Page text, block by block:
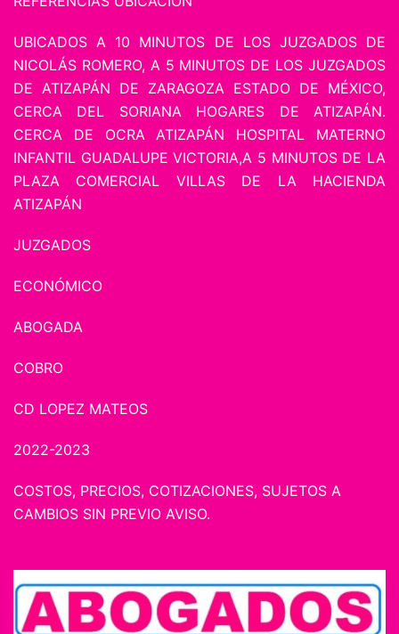
UBICADOS A 10 MINUTOS DE LOS JUZGADOS DE
NICOLÁS ROMERO, A 5 MINUTOS DE LOS JUZGADOS
DE ATIZAPÁN DE ZARAGOZA ESTADO DE MÉXICO,
CERCA DEL SORIANA HOGARES DE ATIZAPÁN.
CERCA DE OCRA ATIZAPÁN HOSPITAL MATERNO
INFANTIL GUADALUPE VICTORIA,A 5 MINUTOS DE LA
PLAZA COMERCIAL VILLAS DE LA HACIENDA
ATIZAPÁN
JUZGADOS
ECONÓMICO
ABOGADA
COBRO
CD LOPEZ MATEOS
2022-2023
COSTOS, PRECIOS, COTIZACIONES, SUJETOS A
CAMBIOS SIN PREVIO AVISO.